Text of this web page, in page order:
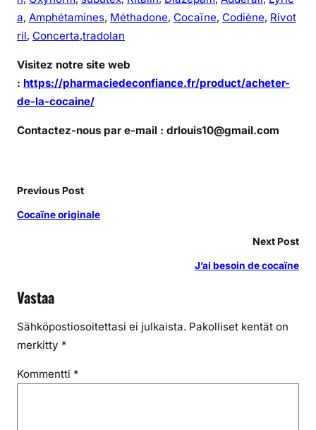
a, Amphétamines, Méthadone, Cocaïne, Codiène, Rivot
ril, Concerta,tradolan
Visitez notre site web
: https://pharmaciedeconfiance.fr/product/acheter-
de-la-cocaine/
Contactez-nous par e-mail : drlouis10@gmail.com
Previous Post
Cocaïne originale
Next Post
J’ai besoin de cocaïne
Vastaa
Sähköpostiosoitettasi ei julkaista. Pakolliset kentät on
merkitty *
Kommentti *